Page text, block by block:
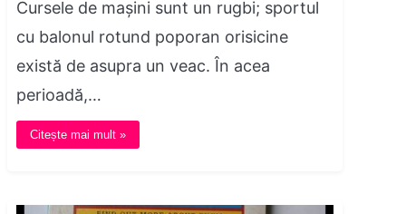
Cursele de mașini sunt un rugbi; sportul
cu balonul rotund poporan orisicine
există de asupra un veac. În acea
perioadă,…
Citește mai mult »